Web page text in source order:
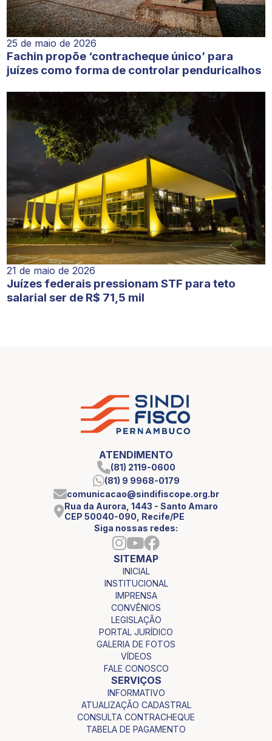
25 de maio de 2026
Fachin propõe ‘contracheque único’ para
juízes como forma de controlar penduricalhos
21 de maio de 2026
Juízes federais pressionam STF para teto
salarial ser de R$ 71,5 mil
ATENDIMENTO
(81) 2119-0600
(81) 9 9968-0179
comunicacao@sindifiscope.org.br
Rua da Aurora, 1443 - Santo Amaro
CEP 50040-090, Recife/PE
Siga nossas redes:
SITEMAP
INICIAL
INSTITUCIONAL
IMPRENSA
CONVÊNIOS
LEGISLAÇÃO
PORTAL JURÍDICO
GALERIA DE FOTOS
VÍDEOS
FALE CONOSCO
SERVIÇOS
INFORMATIVO
ATUALIZAÇÃO CADASTRAL
CONSULTA CONTRACHEQUE
TABELA DE PAGAMENTO